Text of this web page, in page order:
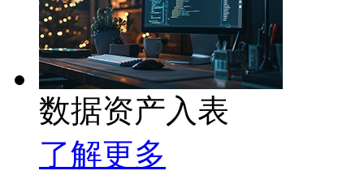
数据资产入表
了解更多